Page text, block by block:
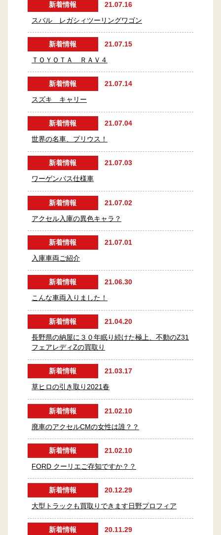
新着情報 21.07.16
スバル レガシィツーリングワゴン
新着情報 21.07.15
ＴＯＹＯＴＡ ＲＡＶ４
新着情報 21.07.14
スズキ キャリー
新着情報 21.07.04
世界の名車、プリウス！
新着情報 21.07.03
ワーゲンバス仕様車
新着情報 21.07.02
アクセル入庫の異色キャラ？
新着情報 21.07.01
入庫車両ご紹介
新着情報 21.06.30
こんな車両入りました！
新着情報 21.04.20
長野県の納屋に３０年眠り続けた極上、不動のZ31
フェアレディZの買取り
新着情報 21.03.17
草ヒロの引き取り2021春
新着情報 21.02.10
廃車のアクセルCMの女性は誰？？
新着情報 21.02.10
FORD クーリエご存知ですか？？
新着情報 20.12.29
大型トラックも買取りできます日野プロフィア
新着情報 20.11.29